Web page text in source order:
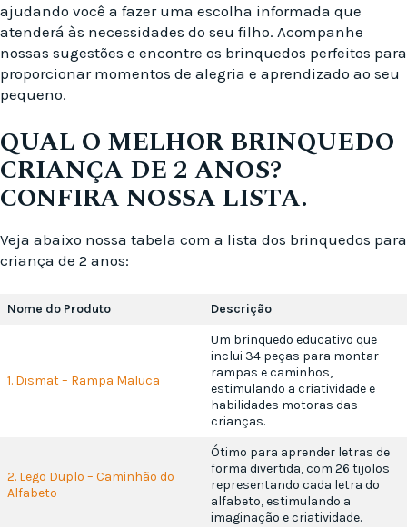
ajudando você a fazer uma escolha informada que
atenderá às necessidades do seu filho. Acompanhe
nossas sugestões e encontre os brinquedos perfeitos para
proporcionar momentos de alegria e aprendizado ao seu
pequeno.
QUAL O MELHOR BRINQUEDO
CRIANÇA DE 2 ANOS?
CONFIRA NOSSA LISTA.
Veja abaixo nossa tabela com a lista dos brinquedos para
criança de 2 anos:
Nome do Produto Descrição
1. Dismat – Rampa Maluca
Um brinquedo educativo que
inclui 34 peças para montar
rampas e caminhos,
estimulando a criatividade e
habilidades motoras das
crianças.
2. Lego Duplo – Caminhão do
Alfabeto
Ótimo para aprender letras de
forma divertida, com 26 tijolos
representando cada letra do
alfabeto, estimulando a
imaginação e criatividade.